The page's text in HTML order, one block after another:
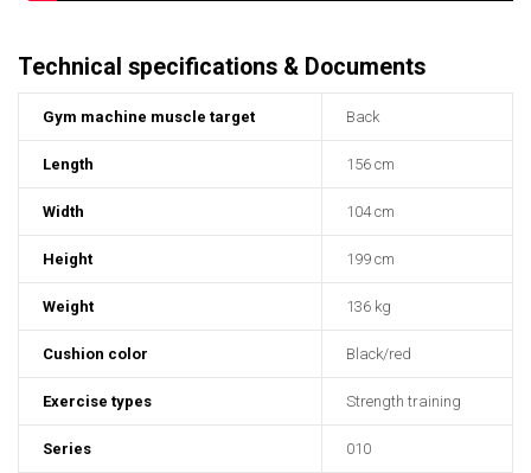
Technical specifications & Documents
Gym machine muscle target Back
Length 156 cm
Width 104 cm
Height 199 cm
Weight 136 kg
Cushion color Black/red
Exercise types Strength training
Series 010